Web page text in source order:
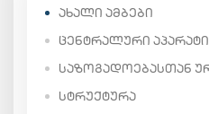
ᲐᲮᲐᲚᲘ ᲐᲛᲑᲔᲑᲘ
ᲪᲔᲜᲢᲠᲐᲚᲣᲠᲘ ᲐᲞᲐᲠᲐᲢᲘ
ᲡᲐᲖᲝᲒᲐᲓᲝᲔᲑᲐᲡᲗᲐᲜ
ᲡᲢᲠᲣᲥᲢᲣᲠᲐ